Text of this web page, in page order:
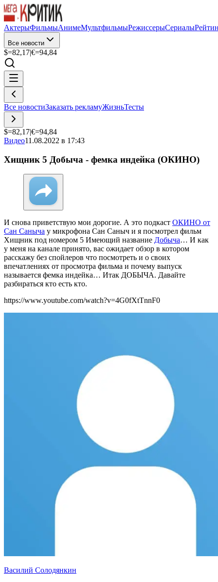
АктерыФильмыАнимеМультфильмыРежиссерыСериалы
Все новости
$=82,17|€=94,84
Все новостиЗаказать рекламуЖизньТесты
$=82,17|€=94,84
Видео11.08.2022 в 17:43
Хищник 5 Добыча - фемка индейка (ОКИНО)
И снова приветствую мои дорогие. А это подкаст ОКИНО от
Сан Саныча у микрофона Сан Саныч и я посмотрел фильм
Хищник под номером 5 Имеющий название Добыча… И как
у меня на канале принято, вас ожидает обзор в котором
расскажу без спойлеров что посмотреть и о своих
впечатлениях от просмотра фильма и почему выпуск
называется фемка индейка… Итак ДОБЫЧА. Давайте
разбираться кто есть кто.
https://www.youtube.com/watch?v=4G0fXtTnnF0
Василий Солодянкин